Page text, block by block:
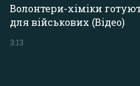
Волонтери-хіміки
для військових (Відео)
3:13